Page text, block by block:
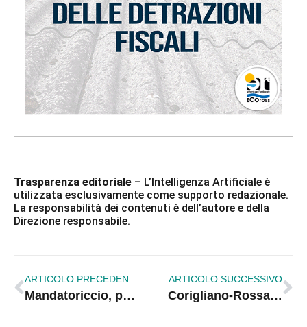
Trasparenza editoriale – L’Intelligenza Artificiale è
utilizzata esclusivamente come supporto redazionale.
La responsabilità dei contenuti è dell’autore e della
Direzione responsabile.
Mandatoriccio, paura sulla Statale 106: schianto grave e traffico paralizzato
ARTICOLO SUCCESSIVO
Corigliano-Rossano, il Pd rilancia: «La città unica va completata con nuovi servizi»